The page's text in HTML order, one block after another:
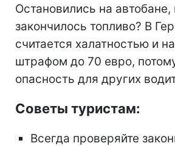
Остановились на автобане,
закончилось топливо? В
считается халатностью и
штрафом до 70 евро,
опасность для других
Советы туристам:
Всегда проверяйте